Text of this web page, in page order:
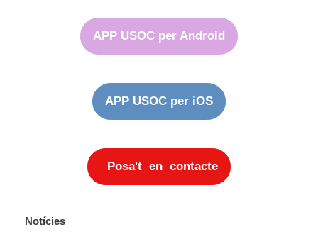
APP USOC per Android
APP USOC per iOS
Posa't en contacte
Notícies